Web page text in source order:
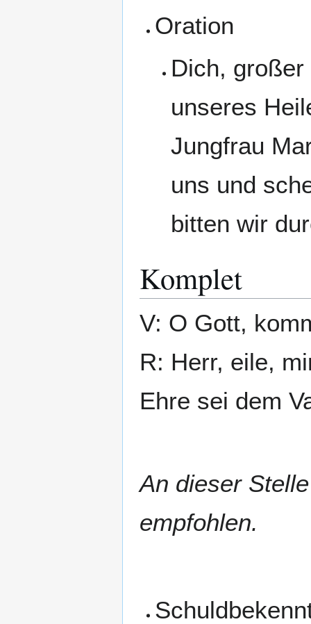
Oration
Dich,
unseres
Jungfrau
uns und
bitten wir
Komplet
V: O Gott,
R: Herr, eile,
Ehre sei dem
An dieser
empfohlen.